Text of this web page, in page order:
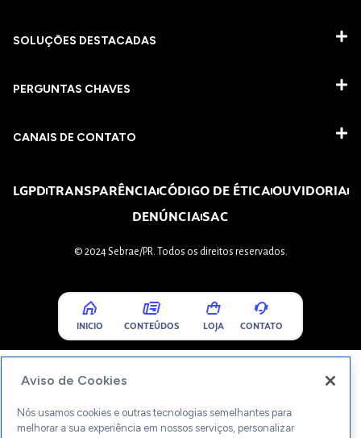
SOLUÇÕES DESTACADAS
PERGUNTAS CHAVES​
CANAIS DE CONTATO
LGPDTRANSPARÊNCIACÓDIGO DE ÉTICAOUVIDORIA
DENÚNCIASAC
© 2024 Sebrae/PR. Todos os direitos reservados.
INICIO CONTEÚDOS LOJA CONTATO
Aviso de Cookies
Nós usamos cookies e outras tecnologias semelhantes para
melhorar a sua experiência em nossos serviços, personalizar